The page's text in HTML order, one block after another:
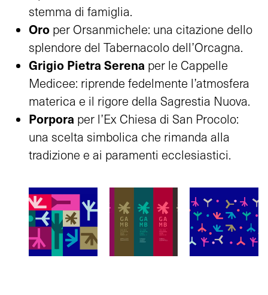
stemma di famiglia.
Oro per Orsanmichele: una citazione dello
splendore del Tabernacolo dell’Orcagna.
Grigio Pietra Serena per le Cappelle
Medicee: riprende fedelmente l’atmosfera
materica e il rigore della Sagrestia Nuova.
Porpora per l’Ex Chiesa di San Procolo:
una scelta simbolica che rimanda alla
tradizione e ai paramenti ecclesiastici.